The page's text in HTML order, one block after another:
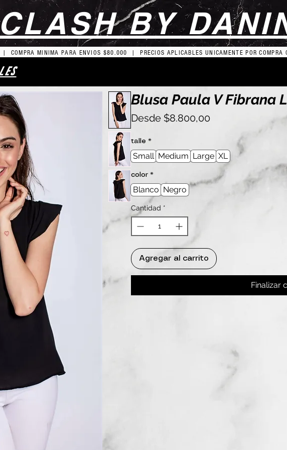
BY
| COMPRA MINIMA PARA ENVIOS $80.000 | PRECIOS APLICABLES UNICAMENTE POR COMPRA
Blusa Paula V Fibrana
Desde $8.800,00Precio
oferta
talle *
Small Medium Large XL
color *
Blanco Negro
Cantidad *
Agregar al carrito
Finalizar